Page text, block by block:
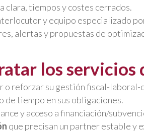
clara, tiempos y costes cerrados.
y equipo especializado
alertas y propuestas de
los servicios
o reforzar su gestión fiscal-laboral-
de tiempo en sus obligaciones.
y acceso a financiación/
que precisan un partner estable y